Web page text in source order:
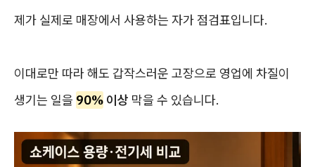
제가 실제로 매장에서 사용하는 자가 점검표입니다.
이대로만 따라 해도 갑작스러운 고장으로 영업에 차질이
생기는 일을 90% 이상 막을 수 있습니다.